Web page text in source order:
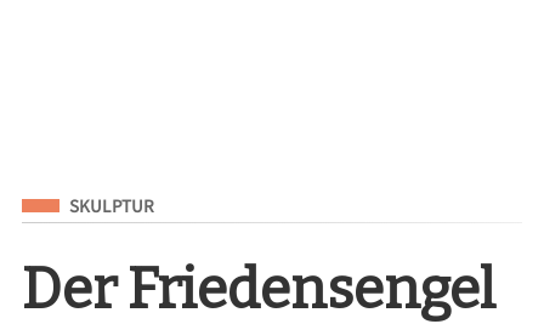
Eingeordnet unter
SKULPTUR
Der Friedensengel